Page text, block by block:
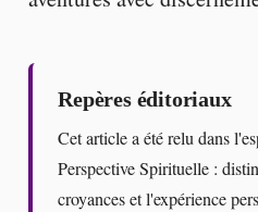
Repères éditoriaux
Cet article a été relu dans
Perspective Spirituelle :
croyances et l'expérience